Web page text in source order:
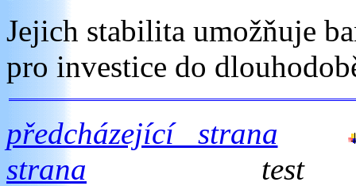
Jejich stabilita umožňuje
pro investice do
předcházející strana
strana test